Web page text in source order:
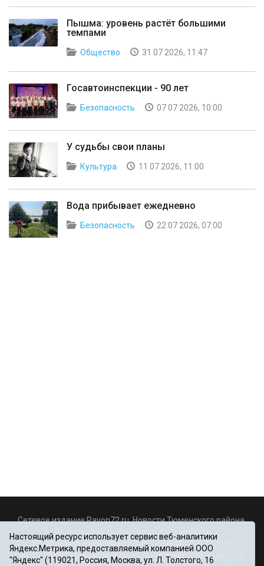
Пышма: уровень растёт большими
темпами
Общество 31 07 2026, 11:47
Госавтоинспекции - 90 лет
Безопасность 07 07 2026, 10:00
У судьбы свои планы
Культура 11 07 2026, 11:00
Вода прибывает ежедневно
Безопасность 22 07 2026, 07:00
Сетевое издание Rayon72.ru. Новости Тюменского района.
Rayon72@yandex.ru
Регистрационный номер СМИ Эл № ФС77-67956 от
06.12.2016г., выдано Федеральной службой по надзору в
Настоящий ресурс использует сервис веб-аналитики
Яндекс.Метрика, предоставляемый компанией ООО
"Яндекс" (119021, Россия, Москва, ул. Л. Толстого, 16